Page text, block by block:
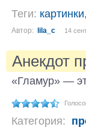
Теги: картинки,
Автор: lila_c 14
Анекдот
«Гламур» —
Категория: